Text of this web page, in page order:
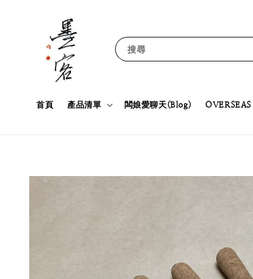
搜尋
首頁 產品清單 闆娘愛聊天(Blog) OVERSEAS